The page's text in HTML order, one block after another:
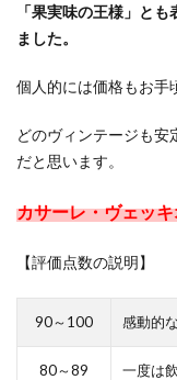
しな
い！
3.8
ピタ
ス】
も楽
ード
ポイ
最高
「果実味の王様」と
ました。
個人的には価格もお手
どのヴィンテージも安
だと思います。
カサーレ・ヴェッ
【評価点数の説明】
90～100 感動的
80～89 一度は